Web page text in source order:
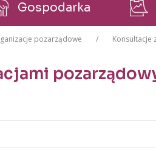
Gospodarka
pozarządowe Konsultacje